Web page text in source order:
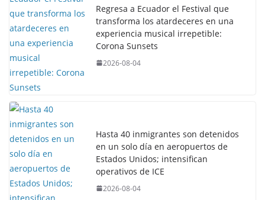
Regresa a Ecuador el Festival que
transforma los atardeceres en una
experiencia musical irrepetible:
Corona Sunsets
2026-08-04
Hasta 40 inmigrantes son detenidos
en un solo día en aeropuertos de
Estados Unidos; intensifican
operativos de ICE
2026-08-04